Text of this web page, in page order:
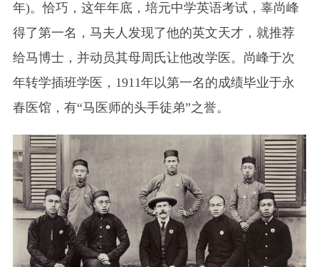
年)。恰巧，这年年底，培元中学英语考试，辜尚峰
得了第一名，马夫人发现了他的英文天才，就推荐
给马博士，并动员其母周氏让他改学医。尚峰于次
年转学插班学医，1911年以第一名的成绩毕业于永
春医馆，有“马医师的头手徒弟”之誉。